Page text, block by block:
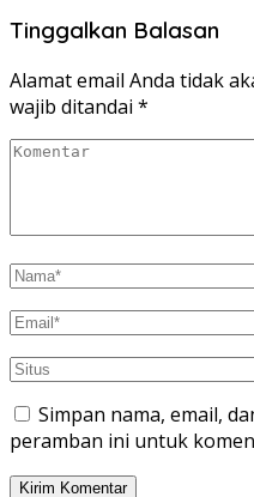
Tinggalkan Balasan
Alamat email Anda tidak
wajib ditandai *
Simpan nama, email,
peramban ini untuk